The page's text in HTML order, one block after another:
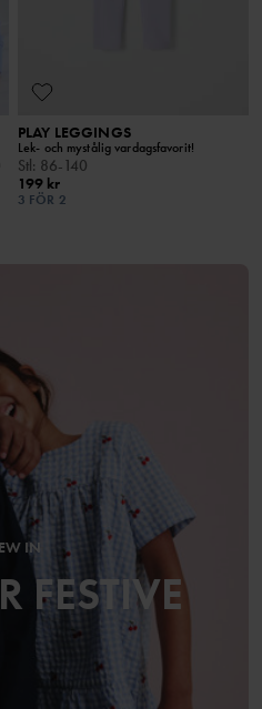
PLAY LEGGINGS
Lek- och mystålig vardagsfavorit!
Stl: 86-140
199 kr
3 FÖR 2
IN
FESTIVE